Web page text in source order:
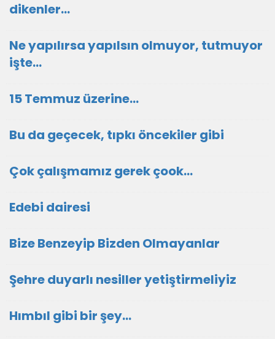
dikenler…
Ne yapılırsa yapılsın olmuyor, tutmuyor
işte...
15 Temmuz üzerine…
Bu da geçecek, tıpkı öncekiler gibi
Çok çalışmamız gerek çook…
Edebi dairesi
Bize Benzeyip Bizden Olmayanlar
Şehre duyarlı nesiller yetiştirmeliyiz
Hımbıl gibi bir şey…